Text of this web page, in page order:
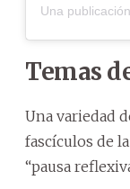
Temas
Una variedad
fascículos de
“pausa